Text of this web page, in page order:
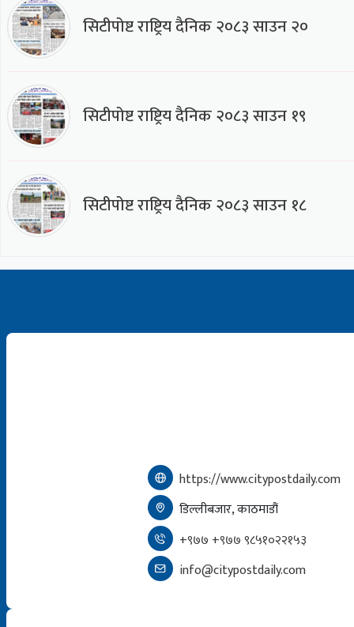
सिटीपोष्ट राष्ट्रिय दैनिक २०८३ साउन २०
सिटीपोष्ट राष्ट्रिय दैनिक २०८३ साउन १९
सिटीपोष्ट राष्ट्रिय दैनिक २०८३ साउन १८
https://www.citypostdaily.com
डिल्लीबजार, काठमाडौं
+९७७ +९७७ ९८५१०२२१५३
info@citypostdaily.com